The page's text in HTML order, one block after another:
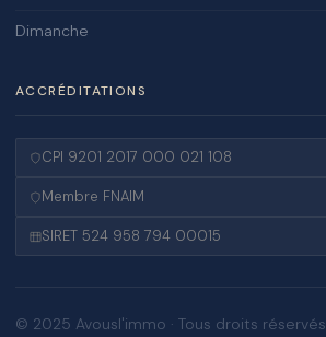
Dimanche
ACCRÉDITATIONS
CPI 9201 2017 000 021 108
Membre FNAIM
SIRET 524 958 794 00015
© 2025 Avousl'immo · Tous droits réservés